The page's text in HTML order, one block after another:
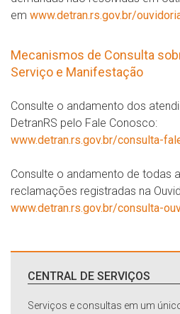
em www.detran.rs.gov.br/
Mecanismos de Consulta
Serviço e Manifestação
Consulte o andamento dos
DetranRS pelo Fale Conosco:
www.detran.rs.gov.br/consulta-
Consulte o andamento de todas
reclamações registradas na
www.detran.rs.gov.br/consulta-
CENTRAL DE SERVIÇOS
Serviços e consultas em um